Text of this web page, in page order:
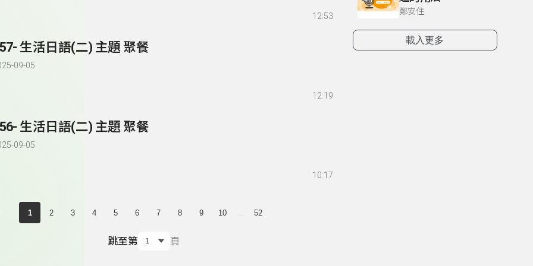
12:53
生活日語(二) 主題 聚餐
09-05
12:19
生活日語(二) 主題 聚餐
09-05
10:17
1 2 3 4 5 6 7 8 9 10 52
跳至第 頁
鄭安住
載入更多